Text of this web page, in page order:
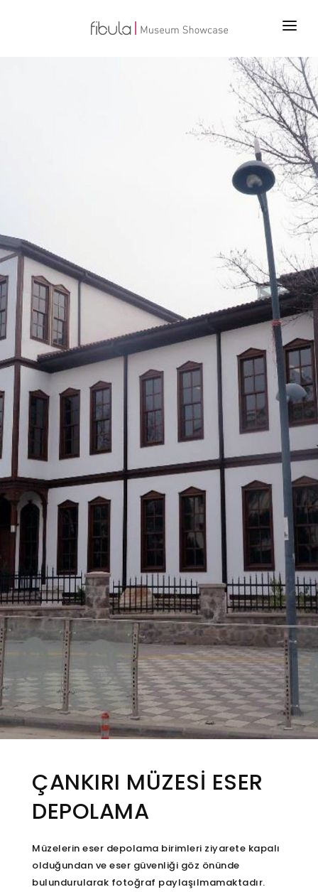
ÇANKIRI MÜZESİ ESER
DEPOLAMA
Müzelerin eser depolama birimleri ziyarete kapalı
olduğundan ve eser güvenliği göz önünde
bulundurularak fotoğraf paylaşılmamaktadır.